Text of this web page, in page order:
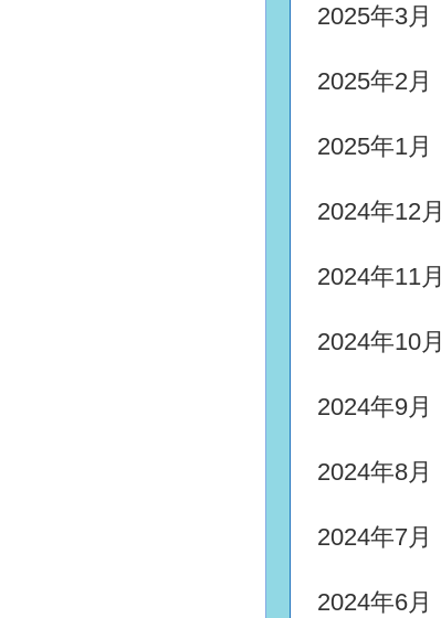
2025年3月
2025年2月
2025年1月
2024年12月
2024年11月
2024年10月
2024年9月
2024年8月
2024年7月
2024年6月